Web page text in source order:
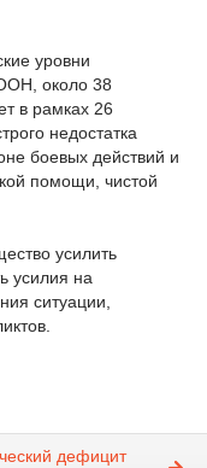
уровни
около 38
в рамках 26
недостатка
боевых действий и
помощи, чистой
усилить
усилия на
ситуации,
дефицит